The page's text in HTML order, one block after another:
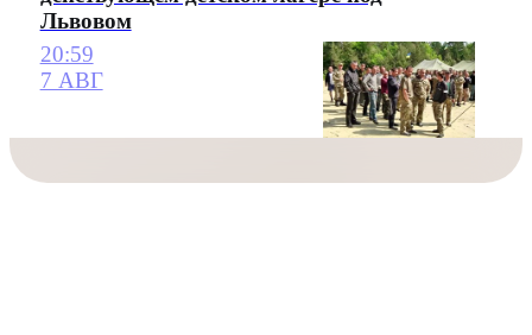
Львовом
20:59
7 АВГ